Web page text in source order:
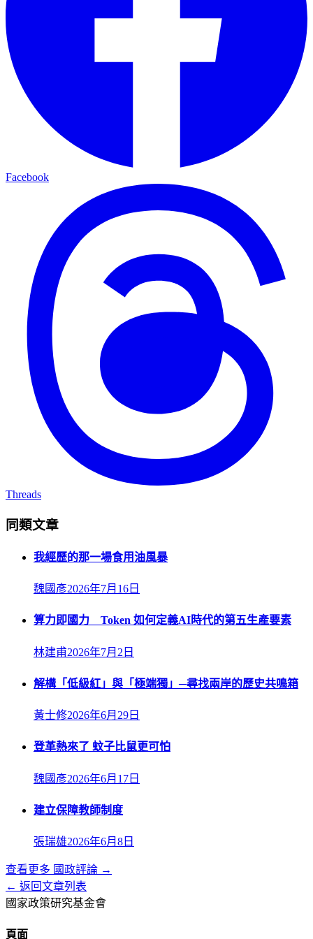
Facebook
Threads
同類文章
我經歷的那一場食用油風暴
魏國彥2026年7月16日
算力即國力 Token 如何定義AI時代的第五生產要素
林建甫2026年7月2日
解構「低級紅」與「極端獨」─尋找兩岸的歷史共鳴箱
黃士修2026年6月29日
登革熱來了 蚊子比鼠更可怕
魏國彥2026年6月17日
建立保障教師制度
張瑞雄2026年6月8日
查看更多 國政評論 →
← 返回文章列表
國家政策研究基金會
頁面